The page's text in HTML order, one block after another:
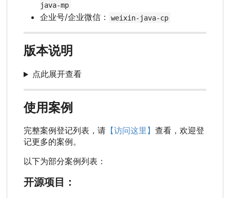
java-mp
企业号/企业微信： weixin-java-cp
版本说明
点此展开查看
使用案例
完整案例登记列表，请 【访问这里】 查看，欢迎登
记更多的案例。
以下为部分案例列表：
开源项目：